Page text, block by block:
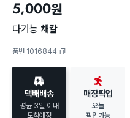
5,000원
다기능 채칼
품번 1016844
택배배송
평균 3일 이내
도착예정
매장픽업
오늘
픽업가능